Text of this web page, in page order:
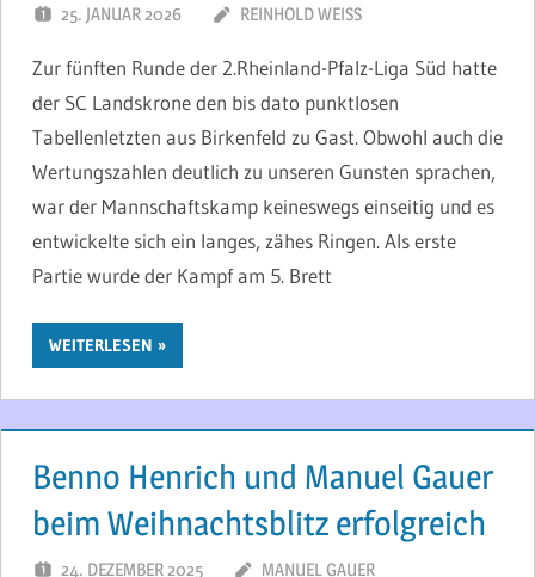
25. JANUAR 2026 REINHOLD WEISS
Zur fünften Runde der 2.Rheinland-Pfalz-Liga Süd hatte
der SC Landskrone den bis dato punktlosen
Tabellenletzten aus Birkenfeld zu Gast. Obwohl auch die
Wertungszahlen deutlich zu unseren Gunsten sprachen,
war der Mannschaftskamp keineswegs einseitig und es
entwickelte sich ein langes, zähes Ringen. Als erste
Partie wurde der Kampf am 5. Brett
WEITERLESEN
Benno Henrich und Manuel Gauer
beim Weihnachtsblitz erfolgreich
24. DEZEMBER 2025 MANUEL GAUER